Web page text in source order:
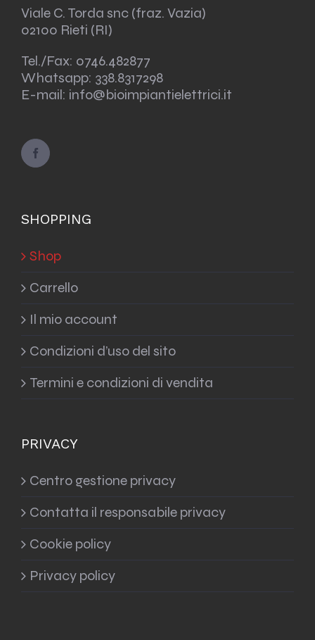
Viale C. Torda snc (fraz. Vazia)
02100 Rieti (RI)
Tel./Fax: 0746.482877
Whatsapp: 338.8317298
E-mail: info@bioimpiantielettrici.it
SHOPPING
Shop
Carrello
Il mio account
Condizioni d’uso del sito
Termini e condizioni di vendita
PRIVACY
Centro gestione privacy
Contatta il responsabile privacy
Cookie policy
Privacy policy